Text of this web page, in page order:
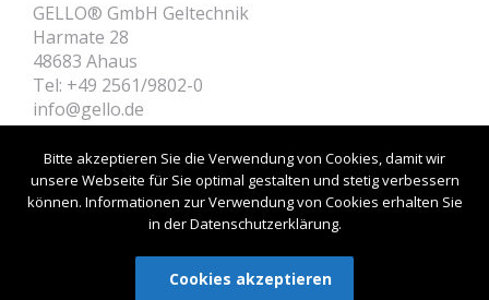
GELLO® GmbH Geltechnik
Harmate 28
48683 Ahaus
Tel: +49 2561/9802-0
info@gello.de
Home
Contact
Product Informations
Customer Login
Privacy policy
Cookie-Preferences
Bitte akzeptieren Sie die Verwendung von Cookies, damit wir
unsere Webseite für Sie optimal gestalten und stetig verbessern
können. Informationen zur Verwendung von Cookies erhalten Sie
in der Datenschutzerklärung.
Cookies akzeptieren